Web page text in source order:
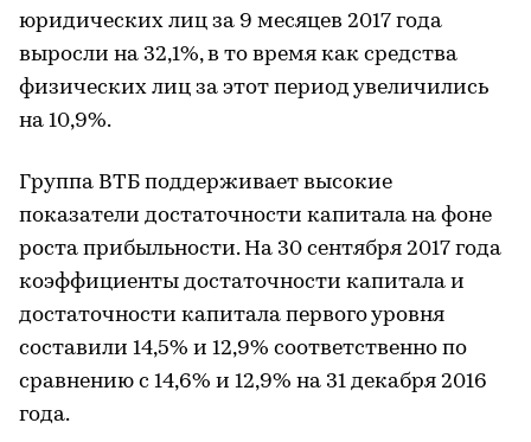
юридических лиц за 9 месяцев 2017 года
выросли на 32,1%, в то время как средства
физических лиц за этот период увеличились
на 10,9%.
Группа ВТБ поддерживает высокие
показатели достаточности капитала на фоне
роста прибыльности. На 30 сентября 2017 года
коэффициенты достаточности капитала и
достаточности капитала первого уровня
составили 14,5% и 12,9% соответственно по
сравнению с 14,6% и 12,9% на 31 декабря 2016
года.